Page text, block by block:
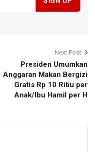
Next Post
Presiden Umumkan
Anggaran Makan Bergizi
Gratis Rp 10 Ribu per
Anak/Ibu Hamil per H